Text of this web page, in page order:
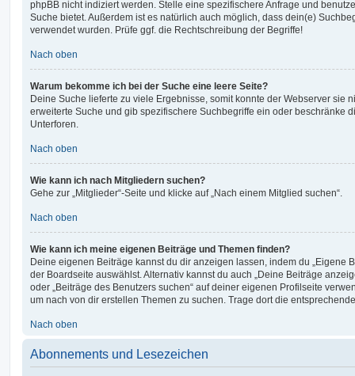
phpBB nicht indiziert werden. Stelle eine spezifischere Anfrage und
Suche bietet. Außerdem ist es natürlich auch möglich, dass dein(e)
verwendet wurden. Prüfe ggf. die Rechtschreibung der Begriffe!
Nach oben
Warum bekomme ich bei der Suche eine leere Seite?
Deine Suche lieferte zu viele Ergebnisse, somit konnte der Webserver sie
erweiterte Suche und gib spezifischere Suchbegriffe ein oder beschränke
Unterforen.
Nach oben
Wie kann ich nach Mitgliedern suchen?
Gehe zur „Mitglieder“-Seite und klicke auf „Nach einem Mitglied suchen“.
Nach oben
Wie kann ich meine eigenen Beiträge und Themen finden?
Deine eigenen Beiträge kannst du dir anzeigen lassen, indem du „Eigene
der Boardseite auswählst. Alternativ kannst du auch „Deine Beiträge
oder „Beiträge des Benutzers suchen“ auf deiner eigenen Profilseite
um nach von dir erstellen Themen zu suchen. Trage dort die
Nach oben
Abonnements und Lesezeichen